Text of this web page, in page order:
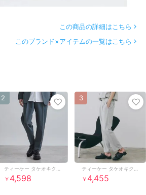
この商品の詳細はこちら
このブランド×アイテムの一覧はこちら
￥ 4,598
2
￥ 4,455
3